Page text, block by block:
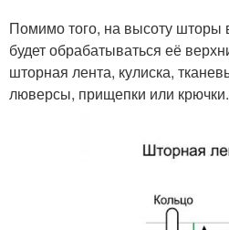
Помимо того, на высоту шторы
будет обрабатываться её
шторная лента, кулиска,
люверсы, прищепки или крючки.